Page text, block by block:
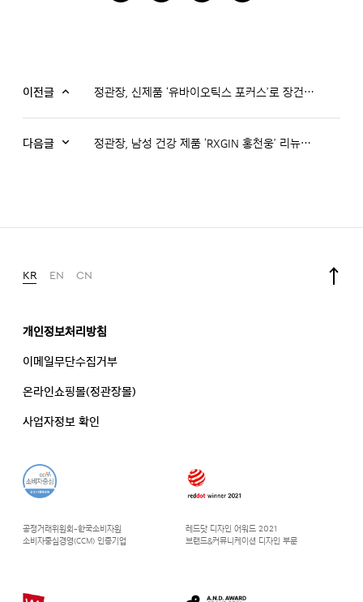
이전글 정관장, 신제품 ‘유바이오틱스 포커스’로 장건강 균형 관리
다음글 정관장, 남성 건강 제품 ‘RXGIN 홍천웅’ 리뉴얼 출시
KR EN CN
공정거래위원회-한국소비자원
소비자중심경영(CCM) 인증기업
레드닷 디자인 어워드 2021
브랜드&커뮤니케이션 디자인 부문
개인정보처리방침
이메일무단수집거부
온라인쇼핑몰(정관장몰)
사업자정보 확인